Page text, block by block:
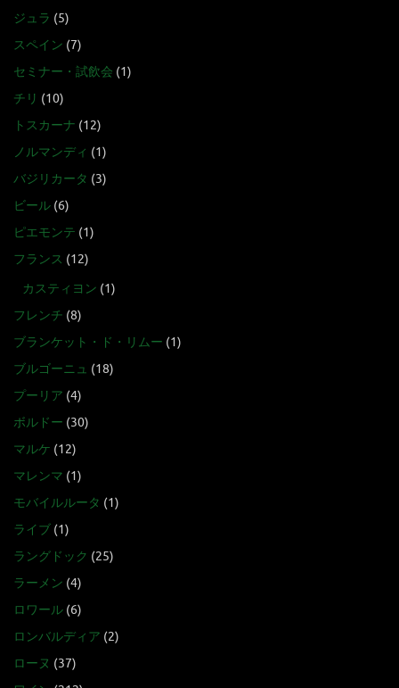
ジュラ (5)
スペイン (7)
セミナー・試飲会 (1)
チリ (10)
トスカーナ (12)
ノルマンディ (1)
バジリカータ (3)
ビール (6)
ピエモンテ (1)
フランス (12)
カスティヨン (1)
フレンチ (8)
ブランケット・ド・リムー (1)
ブルゴーニュ (18)
プーリア (4)
ボルドー (30)
マルケ (12)
マレンマ (1)
モバイルルータ (1)
ライブ (1)
ラングドック (25)
ラーメン (4)
ロワール (6)
ロンバルディア (2)
ローヌ (37)